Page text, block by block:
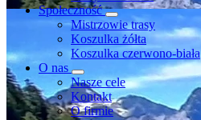
Społeczność
Mistrzowie trasy
Koszulka żółta
Koszulka czerwono-biała
O nas
Nasze cele
Kontakt
O firmie